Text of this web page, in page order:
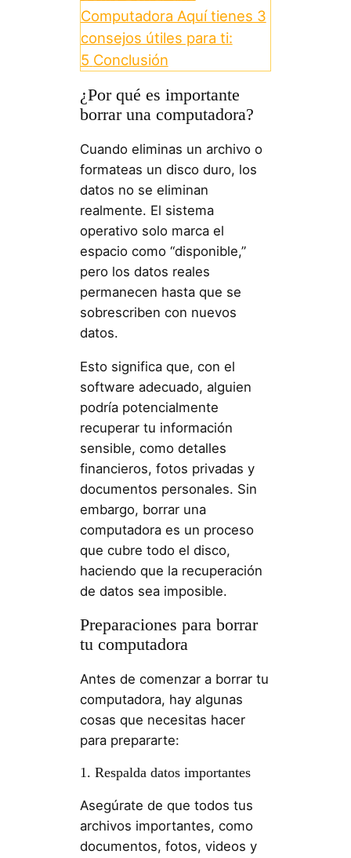
Computadora Aquí tienes 3
consejos útiles para ti:
5 Conclusión
¿Por qué es importante
borrar una computadora?
Cuando eliminas un archivo o
formateas un disco duro, los
datos no se eliminan
realmente. El sistema
operativo solo marca el
espacio como “disponible,”
pero los datos reales
permanecen hasta que se
sobrescriben con nuevos
datos.
Esto significa que, con el
software adecuado, alguien
podría potencialmente
recuperar tu información
sensible, como detalles
financieros, fotos privadas y
documentos personales. Sin
embargo, borrar una
computadora es un proceso
que cubre todo el disco,
haciendo que la recuperación
de datos sea imposible.
Preparaciones para borrar
tu computadora
Antes de comenzar a borrar tu
computadora, hay algunas
cosas que necesitas hacer
para prepararte:
1. Respalda datos importantes
Asegúrate de que todos tus
archivos importantes, como
documentos, fotos, videos y